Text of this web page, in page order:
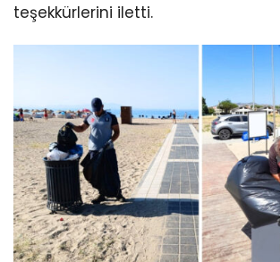
teşekkürlerini iletti.